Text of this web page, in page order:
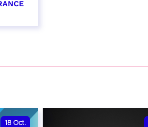
18 Oct.